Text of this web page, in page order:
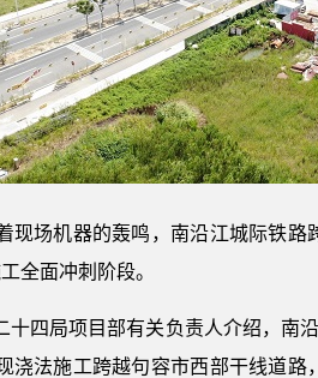
现场机器的轰鸣，南沿江城际铁
全面冲刺阶段。
十四局项目部有关负责人介绍，南
浇法施工跨越句容市西部干线道